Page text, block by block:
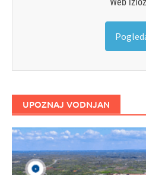
Web
UPOZNAJ VODNJAN